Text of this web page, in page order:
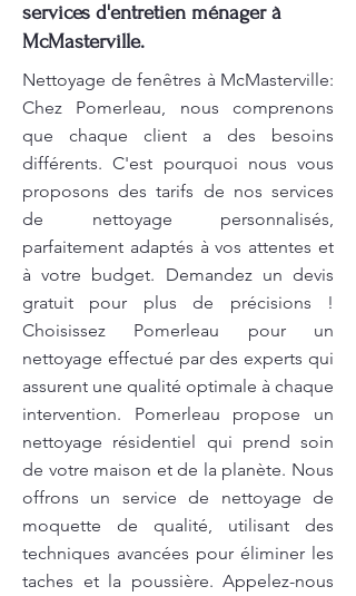
services d'entretien ménager à
McMasterville.
Nettoyage de fenêtres à McMasterville:
Chez Pomerleau, nous comprenons
que chaque client a des besoins
différents. C'est pourquoi nous vous
proposons des tarifs de nos services
de nettoyage personnalisés,
parfaitement adaptés à vos attentes et
à votre budget. Demandez un devis
gratuit pour plus de précisions !
Choisissez Pomerleau pour un
nettoyage effectué par des experts qui
assurent une qualité optimale à chaque
intervention. Pomerleau propose un
nettoyage résidentiel qui prend soin
de votre maison et de la planète. Nous
offrons un service de nettoyage de
moquette de qualité, utilisant des
techniques avancées pour éliminer les
taches et la poussière. Appelez-nous